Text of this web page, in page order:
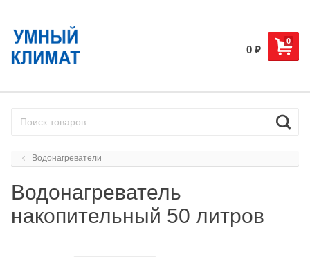
0
0 ₽
Водонагреватели
Водонагреватель
накопительный 50 литров